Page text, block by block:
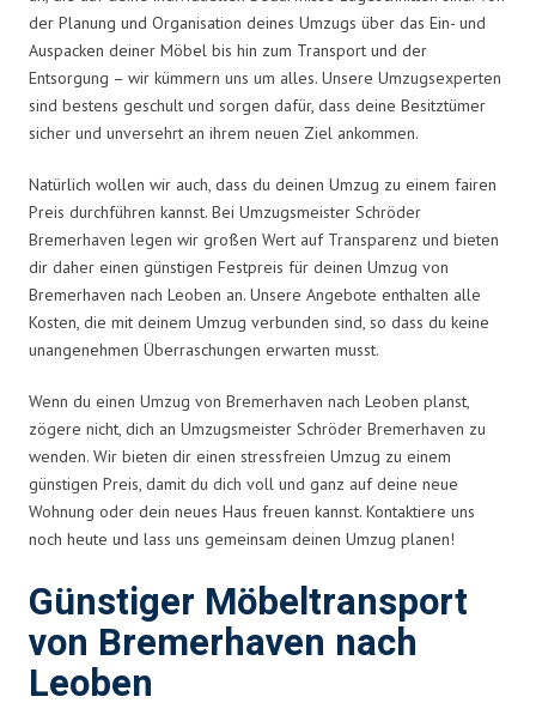
der Planung und Organisation deines Umzugs über das Ein- und
Auspacken deiner Möbel bis hin zum Transport und der
Entsorgung – wir kümmern uns um alles. Unsere Umzugsexperten
sind bestens geschult und sorgen dafür, dass deine Besitztümer
sicher und unversehrt an ihrem neuen Ziel ankommen.
Natürlich wollen wir auch, dass du deinen Umzug zu einem fairen
Preis durchführen kannst. Bei Umzugsmeister Schröder
Bremerhaven legen wir großen Wert auf Transparenz und bieten
dir daher einen günstigen Festpreis für deinen Umzug von
Bremerhaven nach Leoben an. Unsere Angebote enthalten alle
Kosten, die mit deinem Umzug verbunden sind, so dass du keine
unangenehmen Überraschungen erwarten musst.
Wenn du einen Umzug von Bremerhaven nach Leoben planst,
zögere nicht, dich an Umzugsmeister Schröder Bremerhaven zu
wenden. Wir bieten dir einen stressfreien Umzug zu einem
günstigen Preis, damit du dich voll und ganz auf deine neue
Wohnung oder dein neues Haus freuen kannst. Kontaktiere uns
noch heute und lass uns gemeinsam deinen Umzug planen!
Günstiger Möbeltransport
von Bremerhaven nach
Leoben